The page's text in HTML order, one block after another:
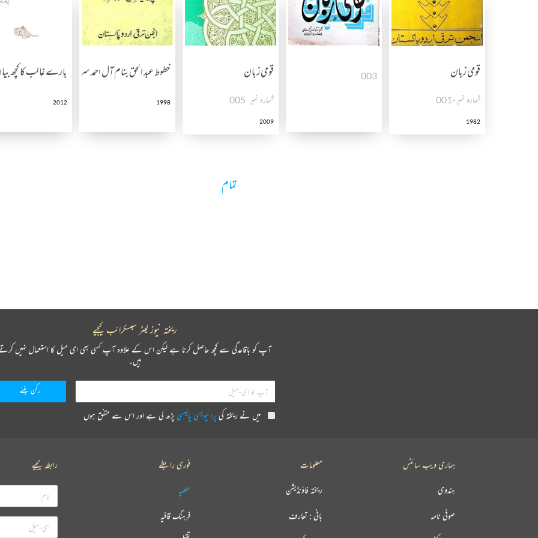
قومی زبان
شمارہ نمبر-001
1982
003 قومی زبان
شمارہ نمبر ـ 005
2009
خطوط عبد الحق بنام آل احمد سرور
1998
بارے غالب کا کچھ
2012
تمام
ریختہ نیوز لیٹر سبسکرائب کیجیے
آپ کو باقاعدگی سے کچھ حاصل کرنا ہے لیکن اس کے علاوہ آپ کسی بھی ای میل کا استعمال نہیں
ہیں۔
میں نے ریختہ کیپرائیویسی پالیسیپڑھ لی ہے اور اس سے متفق ہوں
فوری رابطے
عطیہ
فرہنگ قافیہ
معلومات
ریختہ فاؤنڈیشن
بانی : تعارف
ہماری ویب سائٹس
ہندوی
صوفی نامہ
رابطہ کیجیے